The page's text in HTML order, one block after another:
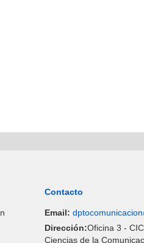
Contacto
Email:
Dirección:Oficina 3 -
Ciencias de la